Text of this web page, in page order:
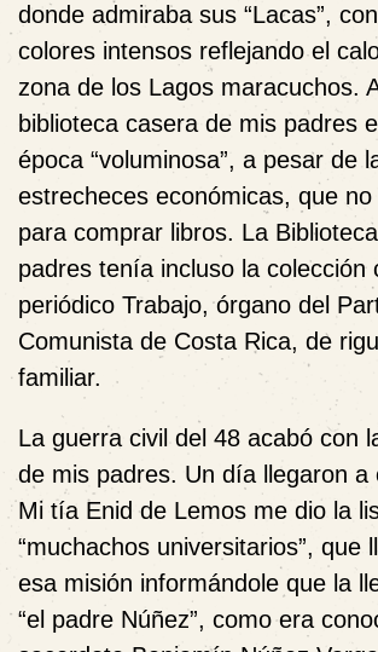
donde admiraba sus “Lacas”,
colores intensos reflejando el
zona de los Lagos maracuchos.
biblioteca casera de mis padres
época “voluminosa”, a pesar de
estrecheces económicas, que
para comprar libros. La
padres tenía incluso la colección
periódico Trabajo, órgano del
Comunista de Costa Rica, de
familiar.
La guerra civil del 48 acabó con
de mis padres. Un día llegaron a
Mi tía Enid de Lemos me dio la
“muchachos universitarios”, que
esa misión informándole que la
“el padre Núñez”, como era